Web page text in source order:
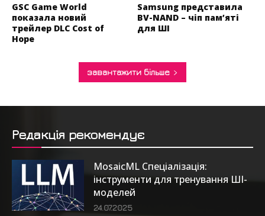
GSC Game World
показала новий
трейлер DLC Cost of
Hope
Samsung представила
BV-NAND – чіп пам’яті
для ШІ
завантажити більше
Редакція рекомендує
MosaicML Спеціалізація:
інструменти для тренування ШІ-
моделей
24.07.2025